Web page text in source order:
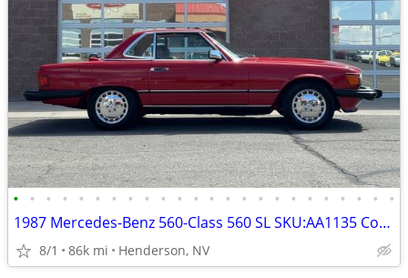
• • • • • • • • • • • • • • • • • • • • • • • •
1987 Mercedes-Benz 560-Class 560 SL SKU:AA1135 Convertible
8/1 86k mi Henderson, NV